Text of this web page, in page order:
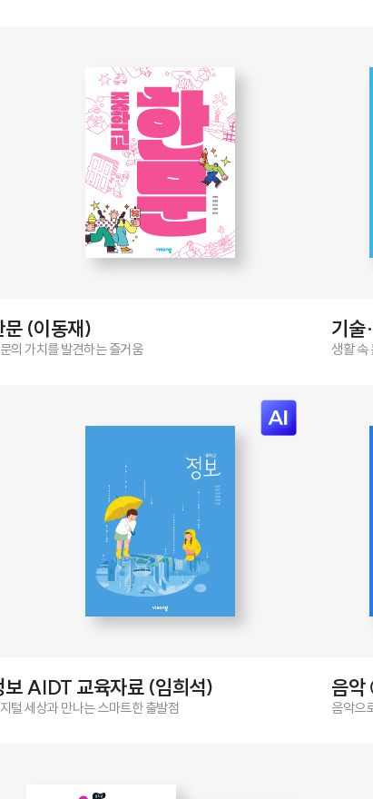
문 (이동재)
의 가치를 발견하는 즐거움
기
생활 속
보 AIDT 교육자료 (임희석)
털 세상과 만나는 스마트한 출발점
음
음악으